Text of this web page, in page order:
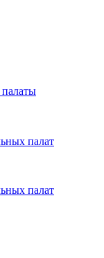
палаты
палат
палат